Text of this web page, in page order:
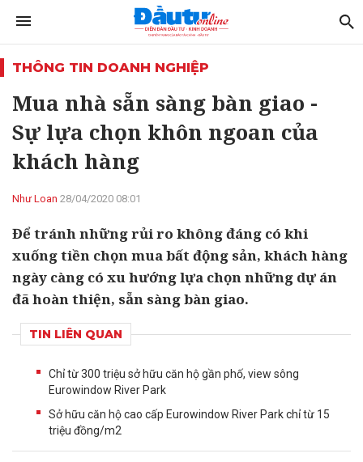
THÔNG TIN DOANH NGHIỆP
Mua nhà sẵn sàng bàn giao -
Sự lựa chọn khôn ngoan của
khách hàng
Như Loan 28/04/2020 08:01
Để tránh những rủi ro không đáng có khi
xuống tiền chọn mua bất động sản, khách hàng
ngày càng có xu hướng lựa chọn những dự án
đã hoàn thiện, sẵn sàng bàn giao.
TIN LIÊN QUAN
Chỉ từ 300 triệu sở hữu căn hộ gần phố, view sông
Eurowindow River Park
Sở hữu căn hộ cao cấp Eurowindow River Park chỉ từ 15
triệu đồng/m2